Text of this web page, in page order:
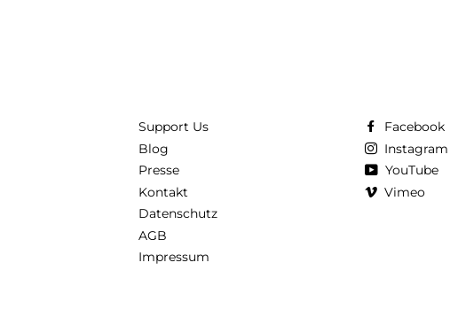
Support Us
Blog
Presse
Kontakt
Datenschutz
AGB
Impressum
Facebook
Instagram
YouTube
Vimeo